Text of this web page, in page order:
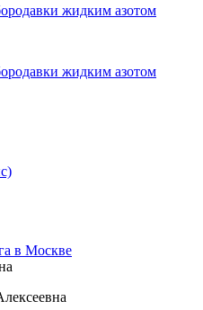
жидким азотом
жидким азотом
в Москве